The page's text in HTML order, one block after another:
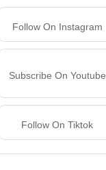
Follow On Instagram
Subscribe On Youtube
Follow On Tiktok